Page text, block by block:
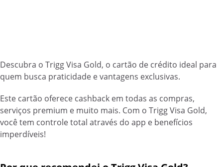
Descubra o Trigg Visa Gold, o cartão de crédito ideal para
quem busca praticidade e vantagens exclusivas.
Este cartão oferece cashback em todas as compras,
serviços premium e muito mais. Com o Trigg Visa Gold,
você tem controle total através do app e benefícios
imperdíveis!